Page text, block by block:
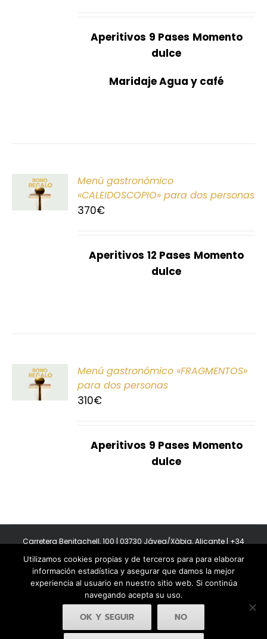
Aperitivos 9 Pases Momento
dulce
Maridaje Agua y café
Menú gastronómico
«CALEIDOSCOPIO» para dos personas
370€
Aperitivos 12 Pases Momento
dulce
Menú gastronómico «FRAGMENTOS»
para dos personas
310€
Aperitivos 9 Pases Momento
dulce
Carretera Benitachell, 100 | 03730 Jávea/Xàbia, Alicante | +34
Copyright 2011-2026 BonAmb Restaurant | All Rights Reserved |
Política de privacidad|Powered by Insertcom
Utilizamos cookies propias y de terceros para para elaborar
información estadística y asegurar que damos la mejor
experiencia al usuario en nuestro sitio web. Si continúa
navegando acepta su uso.
OK Y SEGUIR NO